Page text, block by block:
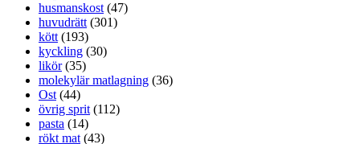
husmanskost (47)
huvudrätt (301)
kött (193)
kyckling (30)
likör(35)
molekylär matlagning (36)
Ost (44)
övrig sprit (112)
pasta (14)
rökt mat (43)